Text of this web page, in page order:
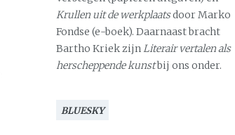
Krullen uit de werkplaatsdoor Marko
Fondse (e-boek). Daarnaast bracht
Bartho Kriek zijnLiterair vertalen als
herscheppende kunstbij ons onder.
BLUESKY